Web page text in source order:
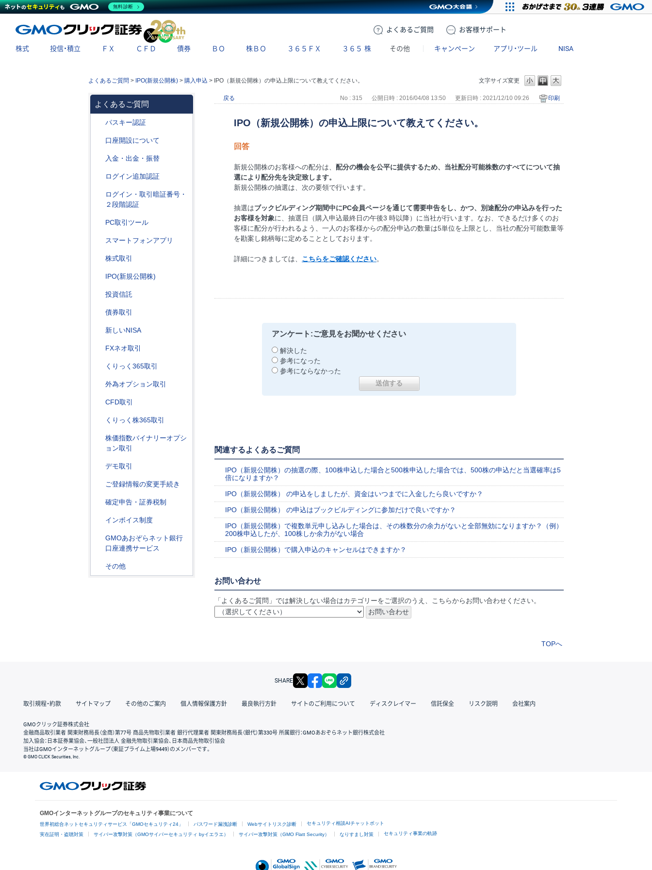
よくある ご質問 お客様サポート
X
株式 投信・積立 ＦＸ ＣＦＤ 債券 ＢＯ 株ＢＯ ３６５ＦＸ ３６５ 株 その他 キャンペーン アプリ・ツール NISA
文字サイズ変更
よくあるご質問 > IPO(新規公開株) > 購入申込 > IPO（新規公開株）の申込上限について教えてください。
よくあるご質問
パスキー認証
口座開設について
入金・出金・振替
ログイン追加認証
ログイン・取引暗証番号・
２段階認証
PC取引ツール
スマートフォンアプリ
株式取引
IPO(新規公開株)
投資信託
債券取引
新しいNISA
FXネオ取引
くりっく365取引
外為オプション取引
CFD取引
くりっく株365取引
株価指数バイナリーオプシ
ョン取引
デモ取引
ご登録情報の変更手続き
確定申告・証券税制
インボイス制度
GMOあおぞらネット銀行
口座連携サービス
その他
戻る No : 315 公開日時 : 2016/04/08 13:50 更新日時 : 2021/12/10 09:26 印刷
IPO（新規公開株）の申込上限について教えてください。
回答
新規公開株のお客様への配分は、 配分の機会を公平に提供するため、当社配分可能株数のすべてについて抽
選により配分先を決定致します。
新規公開株の抽選は、次の要領で行います。
抽選はブックビルディング期間中にPC会員ページを通じて需要申告をし、かつ、別途配分の申込みを行った
お客様を対象に、抽選日（購入申込最終日の午後3 時以降）に当社が行います。なお、できるだけ多くのお
客様に配分が行われるよう、一人のお客様からの配分申込の数量は5単位を上限とし、当社の配分可能数量等
を勘案し銘柄毎に定めることとしております。
詳細につきましては、 こちらをご確認ください。
アンケート:ご意見をお聞かせください
解決した
参考になった
参考にならなかった
関連するよくあるご質問
IPO（新規公開株）の抽選の際、100株申込した場合と500株申込した場合では、500株の申込だと当選確率は5
倍になりますか？
IPO（新規公開株） の申込をしましたが、資金はいつまでに入金したら良いですか？
IPO（新規公開株） の申込はブックビルディングに参加だけで良いですか？
IPO（新規公開株）で複数単元申し込みした場合は、その株数分の余力がないと全部無効になりますか？（例）
200株申込したが、100株しか余力がない場合
IPO（新規公開株）で購入申込のキャンセルはできますか？
お問い合わせ
「よくあるご質問」では解決しない場合はカテゴリーをご選択のうえ、こちらからお問い合わせください。
TOPへ
SHARE X facebook
取引規程・約款 サイトマップ その他のご案内 個人情報保護方針 最良執行方針 サイトのご利用について ディスクレイマー 信託保全 リスク説明 会社案内
GMOクリック証券株式会社
金融商品取引業者 関東財務局長（金商）第77号 商品先物取引業者 銀行代理業者 関東財務局長（銀代）第330号 所属銀行：GMOあおぞらネット銀行株式会社
加入協会：日本証券業協会、一般社団法人 金融先物取引業協会、日本商品先物取引協会
当社はGMOインターネットグループ（東証プライム上場9449）のメンバーです。
© GMO CLICK Securities, Inc.
GMOインターネットグループのセキュリティ事業について
世界初総合ネットセキュリティサービス「GMOセキュリティ24」 パスワード漏洩診断 Webサイトリスク診断 セキュリティ相談AIチャットボット
実在証明・盗聴対策 サイバー攻撃対策（GMOサイバーセキュリティ byイエラエ） サイバー攻撃対策（GMO Flatt Security） なりすまし対策 セキュリティ事業の軌跡
無料診断